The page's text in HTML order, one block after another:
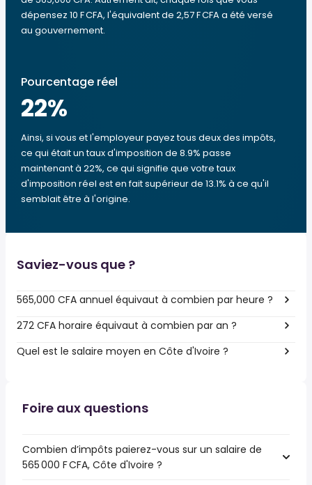
dépensez 10 F CFA, l'équivalent de 2,57 F CFA a été versé
au gouvernement.
Pourcentage réel
22%
Ainsi, si vous et l'employeur payez tous deux des impôts,
ce qui était un taux d'imposition de 8.9% passe
maintenant à 22%, ce qui signifie que votre taux
d'imposition réel est en fait supérieur de 13.1% à ce qu'il
semblait être à l'origine.
Saviez-vous que ?
565,000 CFA annuel équivaut à combien par heure ?
272 CFA horaire équivaut à combien par an ?
Quel est le salaire moyen en Côte d'Ivoire ?
Foire aux questions
Combien d’impôts paierez-vous sur un salaire de
565 000 F CFA, Côte d'Ivoire ?